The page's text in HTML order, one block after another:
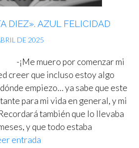
DIEZ». AZUL FELICIDAD
DE 2025
¡Me muero por comenzar mi
creer que incluso estoy algo
empiezo… ya sabe que este
para mi vida en general, y mi
también que lo llevaba
y que todo estaba
entrada